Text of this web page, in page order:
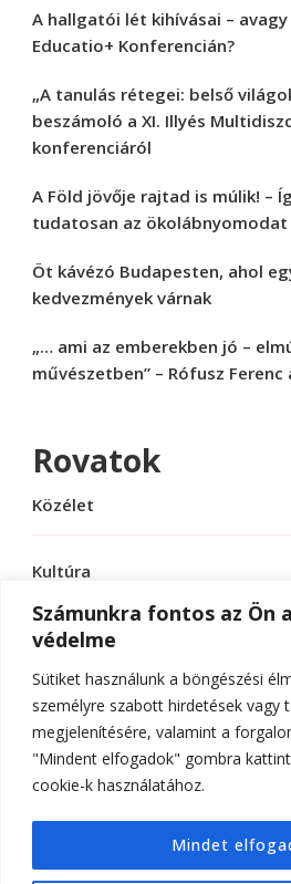
Számunkra fontos az Ön
védelme
Sütiket használunk a böngészési
személyre szabott hirdetések vagy
megjelenítésére, valamint a
"Mindent elfogadok" gombra
cookie-k használatához.
Mindet
A hallgatói lét kihívásai –
Educatio+ Konferencián?
„A tanulás rétegei: belső
beszámoló a XI. Illyés
konferenciáról
A Föld jövője rajtad is múlik! –
tudatosan az ökolábnyomodat
Öt kávézó Budapesten, ahol
kedvezmények várnak
„… ami az emberekben jó –
művészetben” – Rófusz Ferenc
Rovatok
Közélet
Kultúra
Sport
Tudomány
© Szerzői jog 2026ELTE
fenntartva.Hello Fashion |